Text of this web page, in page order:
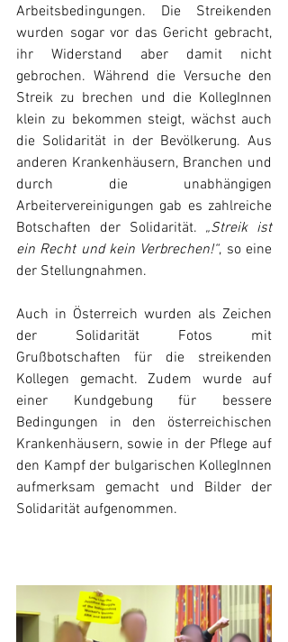
Arbeitsbedingungen. Die Streikenden
wurden sogar vor das Gericht gebracht,
ihr Widerstand aber damit nicht
gebrochen. Während die Versuche den
Streik zu brechen und die KollegInnen
klein zu bekommen steigt, wächst auch
die Solidarität in der Bevölkerung. Aus
anderen Krankenhäusern, Branchen und
durch die unabhängigen
Arbeitervereinigungen gab es zahlreiche
Botschaften der Solidarität. „Streik ist
ein Recht und kein Verbrechen!“, so eine
der Stellungnahmen.
Auch in Österreich wurden als Zeichen
der Solidarität Fotos mit
Grußbotschaften für die streikenden
Kollegen gemacht. Zudem wurde auf
einer Kundgebung für bessere
Bedingungen in den österreichischen
Krankenhäusern, sowie in der Pflege auf
den Kampf der bulgarischen KollegInnen
aufmerksam gemacht und Bilder der
Solidarität aufgenommen.